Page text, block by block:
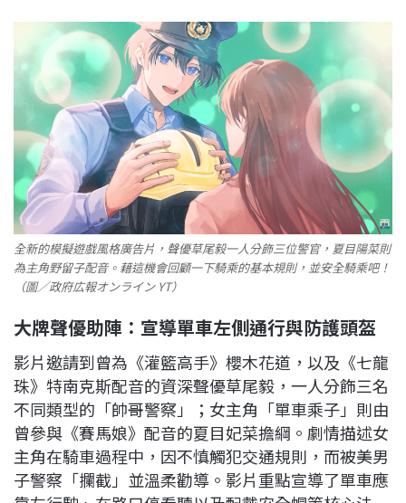
全新的模擬遊戲風格廣告片，聲優草尾毅一人分飾三位警官，夏目陽菜則
為主角野留子配音。藉這機會回顧一下騎乘的基本規則，並安全騎乘吧！
（圖／政府広報オンライン YT）
大牌聲優助陣：宣導單車左側通行與防護頭盔
影片邀請到曾為《灌籃高手》櫻木花道，以及《七龍
珠》特南克斯配音的資深聲優草尾毅，一人分飾三名
不同類型的「帥哥警察」；女主角「單車乘子」則由
曾參與《賽馬娘》配音的夏目妃菜擔綱。劇情描述女
主角在騎車過程中，因不慎觸犯交通規則，而被美男
子警察「攔截」並溫柔勸導。影片重點宣導了單車應